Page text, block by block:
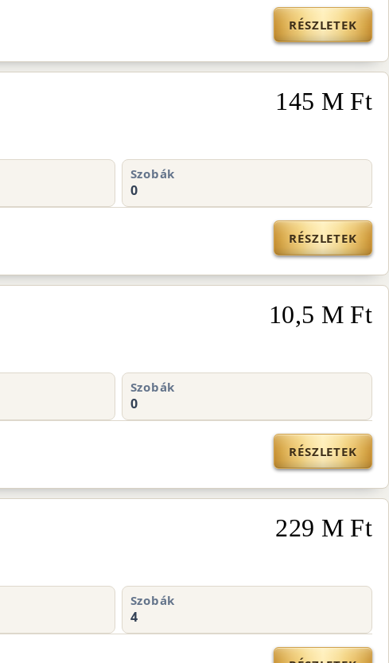
RÉSZLETEK
145 M Ft
Szobák
0
RÉSZLETEK
10,5 M Ft
Szobák
0
RÉSZLETEK
229 M Ft
Szobák
4